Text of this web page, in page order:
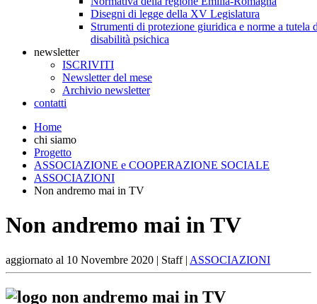
Disegni di legge della XV Legislatura
Strumenti di protezione giuridica e norme a tutela
disabilità psichica
newsletter
ISCRIVITI
Newsletter del mese
Archivio newsletter
contatti
Home
chi siamo
Progetto
ASSOCIAZIONE e COOPERAZIONE SOCIALE
ASSOCIAZIONI
Non andremo mai in TV
Non andremo mai in TV
aggiornato al 10 Novembre 2020 | Staff | ASSOCIAZIONI